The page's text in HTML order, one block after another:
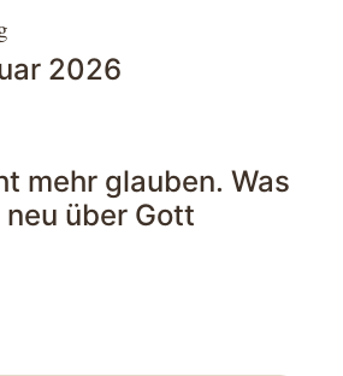
2026
mehr glauben. Was
über Gott